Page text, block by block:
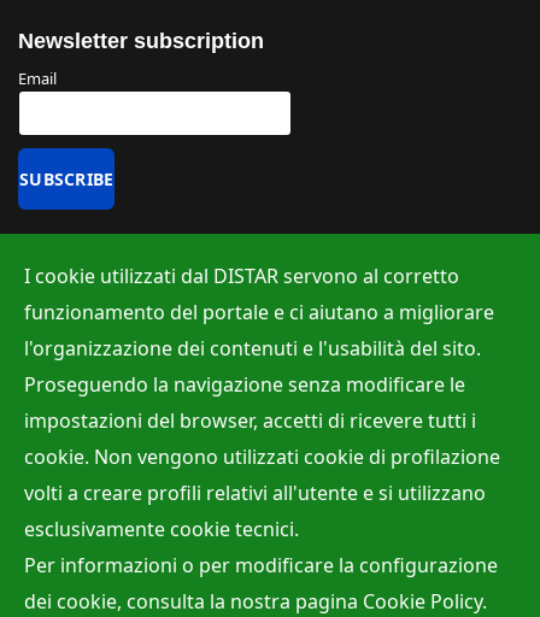
Newsletter subscription
Email
Ufficio Contabilità e Bilancio
Ufficio per la Ricerca
Ufficio per la Didattica
Site Map Privacy policy Accessibilità Cookie Policy
Webmaster: Dr. Raffaele Viola
Direttore:Prof. Mariano Parente
I cookie utilizzati dal DISTAR servono al corretto
funzionamento del portale e ci aiutano a migliorare
l'organizzazione dei contenuti e l'usabilità del sito.
Proseguendo la navigazione senza modificare le
impostazioni del browser, accetti di ricevere tutti i
cookie. Non vengono utilizzati cookie di profilazione
volti a creare profili relativi all'utente e si utilizzano
esclusivamente cookie tecnici.
Per informazioni o per modificare la configurazione
dei cookie, consulta la nostra pagina Cookie Policy.